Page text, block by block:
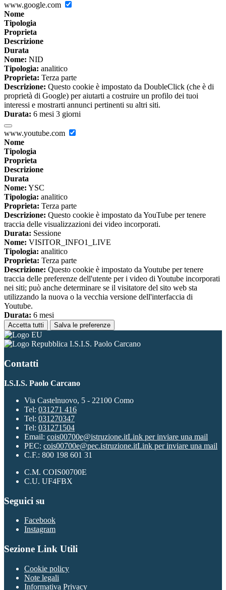
www.google.com
Nome
Tipologia
Proprieta
Descrizione
Durata
Nome: NID
Tipologia: analitico
Proprieta: Terza parte
Descrizione: Questo cookie è impostato da DoubleClick (che è di
proprietà di Google) per aiutarti a costruire un profilo dei tuoi
interessi e mostrarti annunci pertinenti su altri siti.
Durata: 6 mesi 3 giorni
www.youtube.com
Nome
Tipologia
Proprieta
Descrizione
Durata
Nome: YSC
Tipologia: analitico
Proprieta: Terza parte
Descrizione: Questo cookie è impostato da YouTube per tenere
traccia delle visualizzazioni dei video incorporati.
Durata: Sessione
Nome: VISITOR_INFO1_LIVE
Tipologia: analitico
Proprieta: Terza parte
Descrizione: Questo cookie è impostato da Youtube per tenere
traccia delle preferenze dell'utente per i video di Youtube incorporati
nei siti; può anche determinare se il visitatore del sito web sta
utilizzando la nuova o la vecchia versione dell'interfaccia di
Youtube.
Durata: 6 mesi
Accetta tutti Salva le preferenze
I.S.I.S. Paolo Carcano
Contatti
I.S.I.S. Paolo Carcano
Via Castelnuovo, 5 - 22100 Como
Tel: 031271 416
Tel: 031270347
Tel: 031271504
Email: cois00700e@istruzione.itLink per inviare una mail
PEC: cois00700e@pec.istruzione.itLink per inviare una mail
C.F.: 800 198 601 31
C.M. COIS00700E
C.U. UF4FBX
Seguici su
Facebook
Instagram
Sezione Link Utili
Cookie policy
Note legali
Informativa Privacy